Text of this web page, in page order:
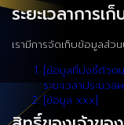
ระยะเวลาการ
เรามีการจัดเก็บข้อมูลส่ว
[ข้อมูลที่บ่งชี้ตัวต
ระยะเวลาประม
[ข้อมูล xxx]